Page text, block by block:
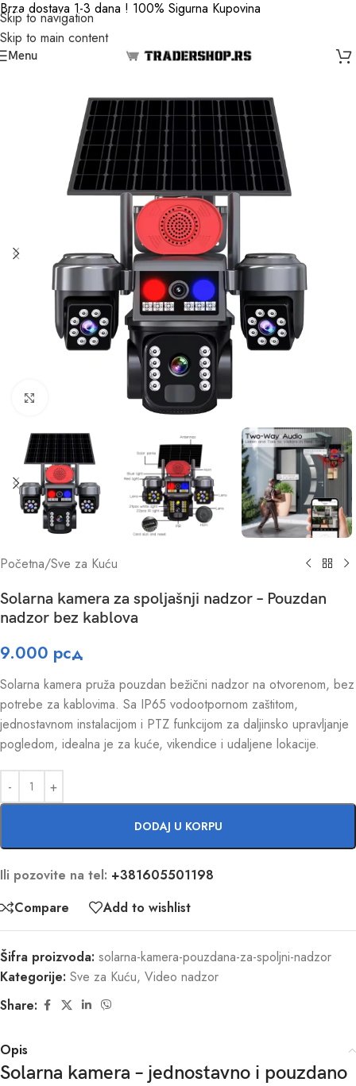
Skip to navigation
Skip to main content
Brza dostava 1-3 dana ! 100% Sigurna Kupovina
Menu
Click to enlarge
Početna/Sve za Kuću
Solarna kamera za spoljašnji nadzor – Pouzdan
nadzor bez kablova
9.000 рсд
Solarna kamera pruža pouzdan bežični nadzor na otvorenom, bez
potrebe za kablovima. Sa IP65 vodootpornom zaštitom,
jednostavnom instalacijom i PTZ funkcijom za daljinsko upravljanje
pogledom, idealna je za kuće, vikendice i udaljene lokacije.
DODAJ U KORPU
Ili pozovite na tel: +381605501198
Compare
Add to wishlist
Šifra proizvoda: solarna-kamera-pouzdana-za-spoljni-nadzor
Kategorije: Sve za Kuću, Video nadzor
Share:
Opis
Solarna kamera – jednostavno i pouzdano